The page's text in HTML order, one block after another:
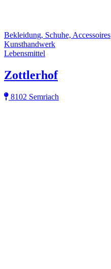
Bekleidung, Schuhe, Accessoires
Kunsthandwerk
Lebensmittel
Zottlerhof
8102 Semriach